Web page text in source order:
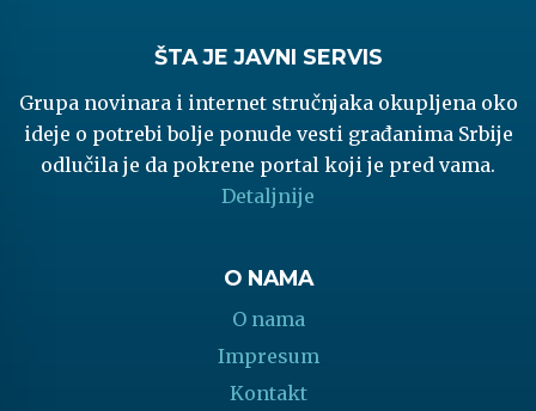
ŠTA JE JAVNI SERVIS
Grupa novinara i internet stručnjaka okupljena oko
ideje o potrebi bolje ponude vesti građanima Srbije
odlučila je da pokrene portal koji je pred vama.
Detaljnije
O NAMA
O nama
Impresum
Kontakt